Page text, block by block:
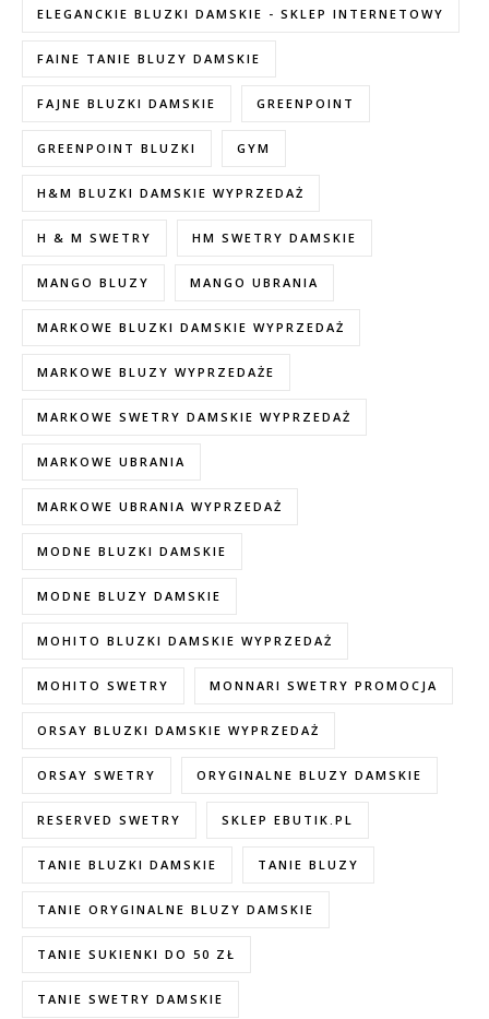
ELEGANCKIE BLUZKI DAMSKIE - SKLEP INTERNETOWY
FAINE TANIE BLUZY DAMSKIE
FAJNE BLUZKI DAMSKIE GREENPOINT
GREENPOINT BLUZKI GYM
H&M BLUZKI DAMSKIE WYPRZEDAŻ
H & M SWETRY HM SWETRY DAMSKIE
MANGO BLUZY MANGO UBRANIA
MARKOWE BLUZKI DAMSKIE WYPRZEDAŻ
MARKOWE BLUZY WYPRZEDAŻE
MARKOWE SWETRY DAMSKIE WYPRZEDAŻ
MARKOWE UBRANIA
MARKOWE UBRANIA WYPRZEDAŻ
MODNE BLUZKI DAMSKIE
MODNE BLUZY DAMSKIE
MOHITO BLUZKI DAMSKIE WYPRZEDAŻ
MOHITO SWETRY MONNARI SWETRY PROMOCJA
ORSAY BLUZKI DAMSKIE WYPRZEDAŻ
ORSAY SWETRY ORYGINALNE BLUZY DAMSKIE
RESERVED SWETRY SKLEP EBUTIK.PL
TANIE BLUZKI DAMSKIE TANIE BLUZY
TANIE ORYGINALNE BLUZY DAMSKIE
TANIE SUKIENKI DO 50 ZŁ
TANIE SWETRY DAMSKIE